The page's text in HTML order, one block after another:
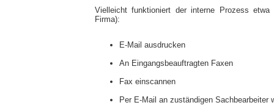
Vielleicht funktioniert der interne Prozess
Firma):
E-Mail ausdrucken
An Eingangsbeauftragten Faxen
Fax einscannen
Per E-Mail an zuständigen Sachbearbeiter